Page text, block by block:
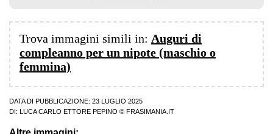
Trova immagini simili in: Auguri di
compleanno per un nipote (maschio o
femmina)
DATA DI PUBBLICAZIONE: 23 LUGLIO 2025
DI:
LUCA CARLO ETTORE PEPINO © FRASIMANIA.IT